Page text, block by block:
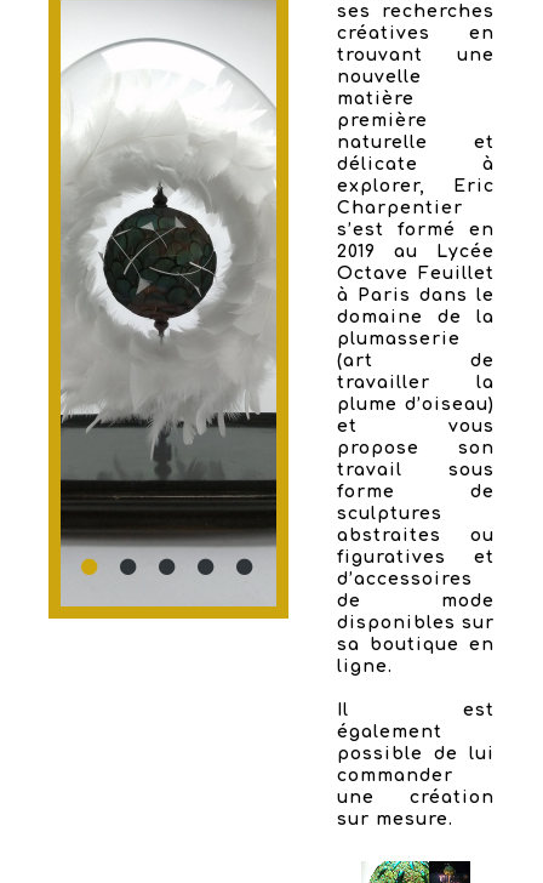
ses recherches
créatives en
trouvant une
nouvelle
matière
première
naturelle et
délicate à
explorer, Eric
Charpentier
s’est formé en
2019 au Lycée
Octave Feuillet
à Paris dans le
domaine de la
plumasserie
(art de
travailler la
plume d’oiseau)
et vous
propose son
travail sous
forme de
sculptures
abstraites ou
figuratives et
d’accessoires
de mode
disponibles sur
sa boutique en
ligne.
Il est
également
possible de lui
commander
une création
sur mesure.